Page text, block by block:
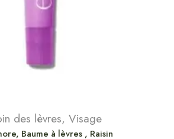
des lèvres, Visage
Baume à lèvres , Raisin